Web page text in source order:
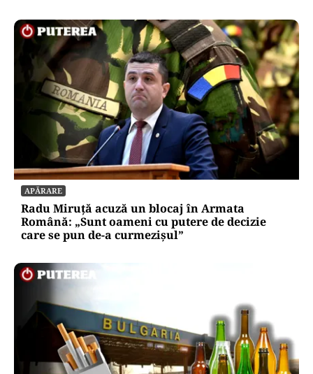
APĂRARE
Radu Miruță acuză un blocaj în Armata
Română: „Sunt oameni cu putere de decizie
care se pun de-a curmezișul”